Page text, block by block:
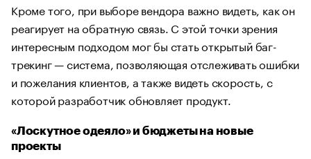
Кроме того, при выборе вендора важно видеть, как он
реагирует на обратную связь. С этой точки зрения
интересным подходом мог бы стать открытый баг-
трекинг — система, позволяющая отслеживать ошибки
и пожелания клиентов, а также видеть скорость, с
которой разработчик обновляет продукт.
«Лоскутное одеяло» и бюджеты на новые
проекты